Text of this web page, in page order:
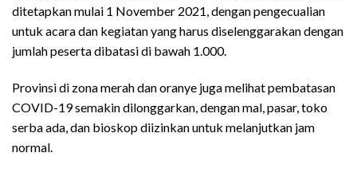
ditetapkan mulai 1 November 2021, dengan pengecualian
untuk acara dan kegiatan yang harus diselenggarakan dengan
jumlah peserta dibatasi di bawah 1.000.
Provinsi di zona merah dan oranye juga melihat pembatasan
COVID-19 semakin dilonggarkan, dengan mal, pasar, toko
serba ada, dan bioskop diizinkan untuk melanjutkan jam
normal.